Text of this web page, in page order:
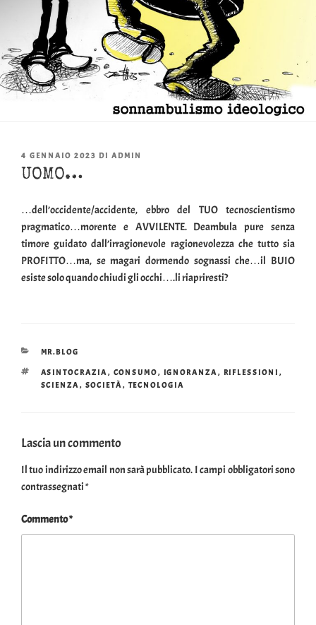
PUBBLICATO
IL
4 GENNAIO 2023 DI ADMIN
UOMO…
…dell’occidente/accidente, ebbro del TUO tecnoscientismo
pragmatico…morente e AVVILENTE. Deambula pure senza
timore guidato dall’irragionevole ragionevolezza che tutto sia
PROFITTO…ma, se magari dormendo sognassi che…il BUIO
esiste solo quando chiudi gli occhi….li riapriresti?
CATEGORIE
MR.BLOG
TAG
ASINTOCRAZIA, CONSUMO, IGNORANZA, RIFLESSIONI ,
SCIENZA, SOCIETÀ, TECNOLOGIA
Lascia un commento
Il tuo indirizzo email non sarà pubblicato. I campi obbligatori sono
contrassegnati*
Commento*